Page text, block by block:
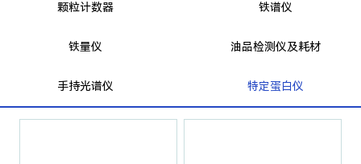
颗粒计数器 铁谱仪
铁量仪 油品检测仪及耗材
手持光谱仪 特定蛋白仪